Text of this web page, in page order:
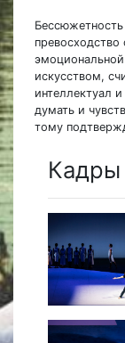
эмоциональной
искусством,
интеллектуал
думать и
тому
Кадры